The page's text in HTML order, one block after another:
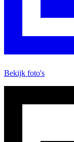
Bekijk foto's